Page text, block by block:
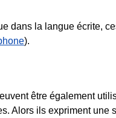
dans la langue écrite,
).
être également
Alors ils expriment une